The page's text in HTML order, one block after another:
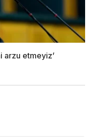
arzu etmeyiz’